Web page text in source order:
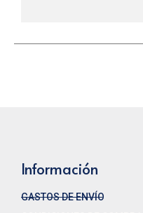
Información
GASTOS DE ENVÍO